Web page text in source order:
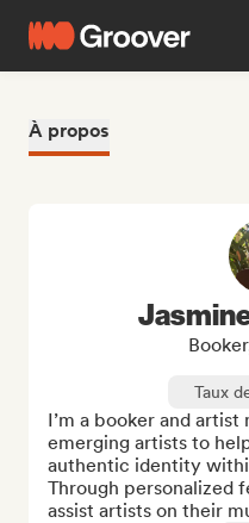
À propos
Taux
I’m a booker and
emerging artists to
authentic identity
Through personalized
assist artists on their